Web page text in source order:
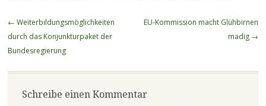
Beitragsnavigation
← Weiterbildungsmöglichkeiten
durch das Konjunkturpaket der
Bundesregierung
EU-Kommission macht Glühbirnen
madig →
Schreibe einen Kommentar